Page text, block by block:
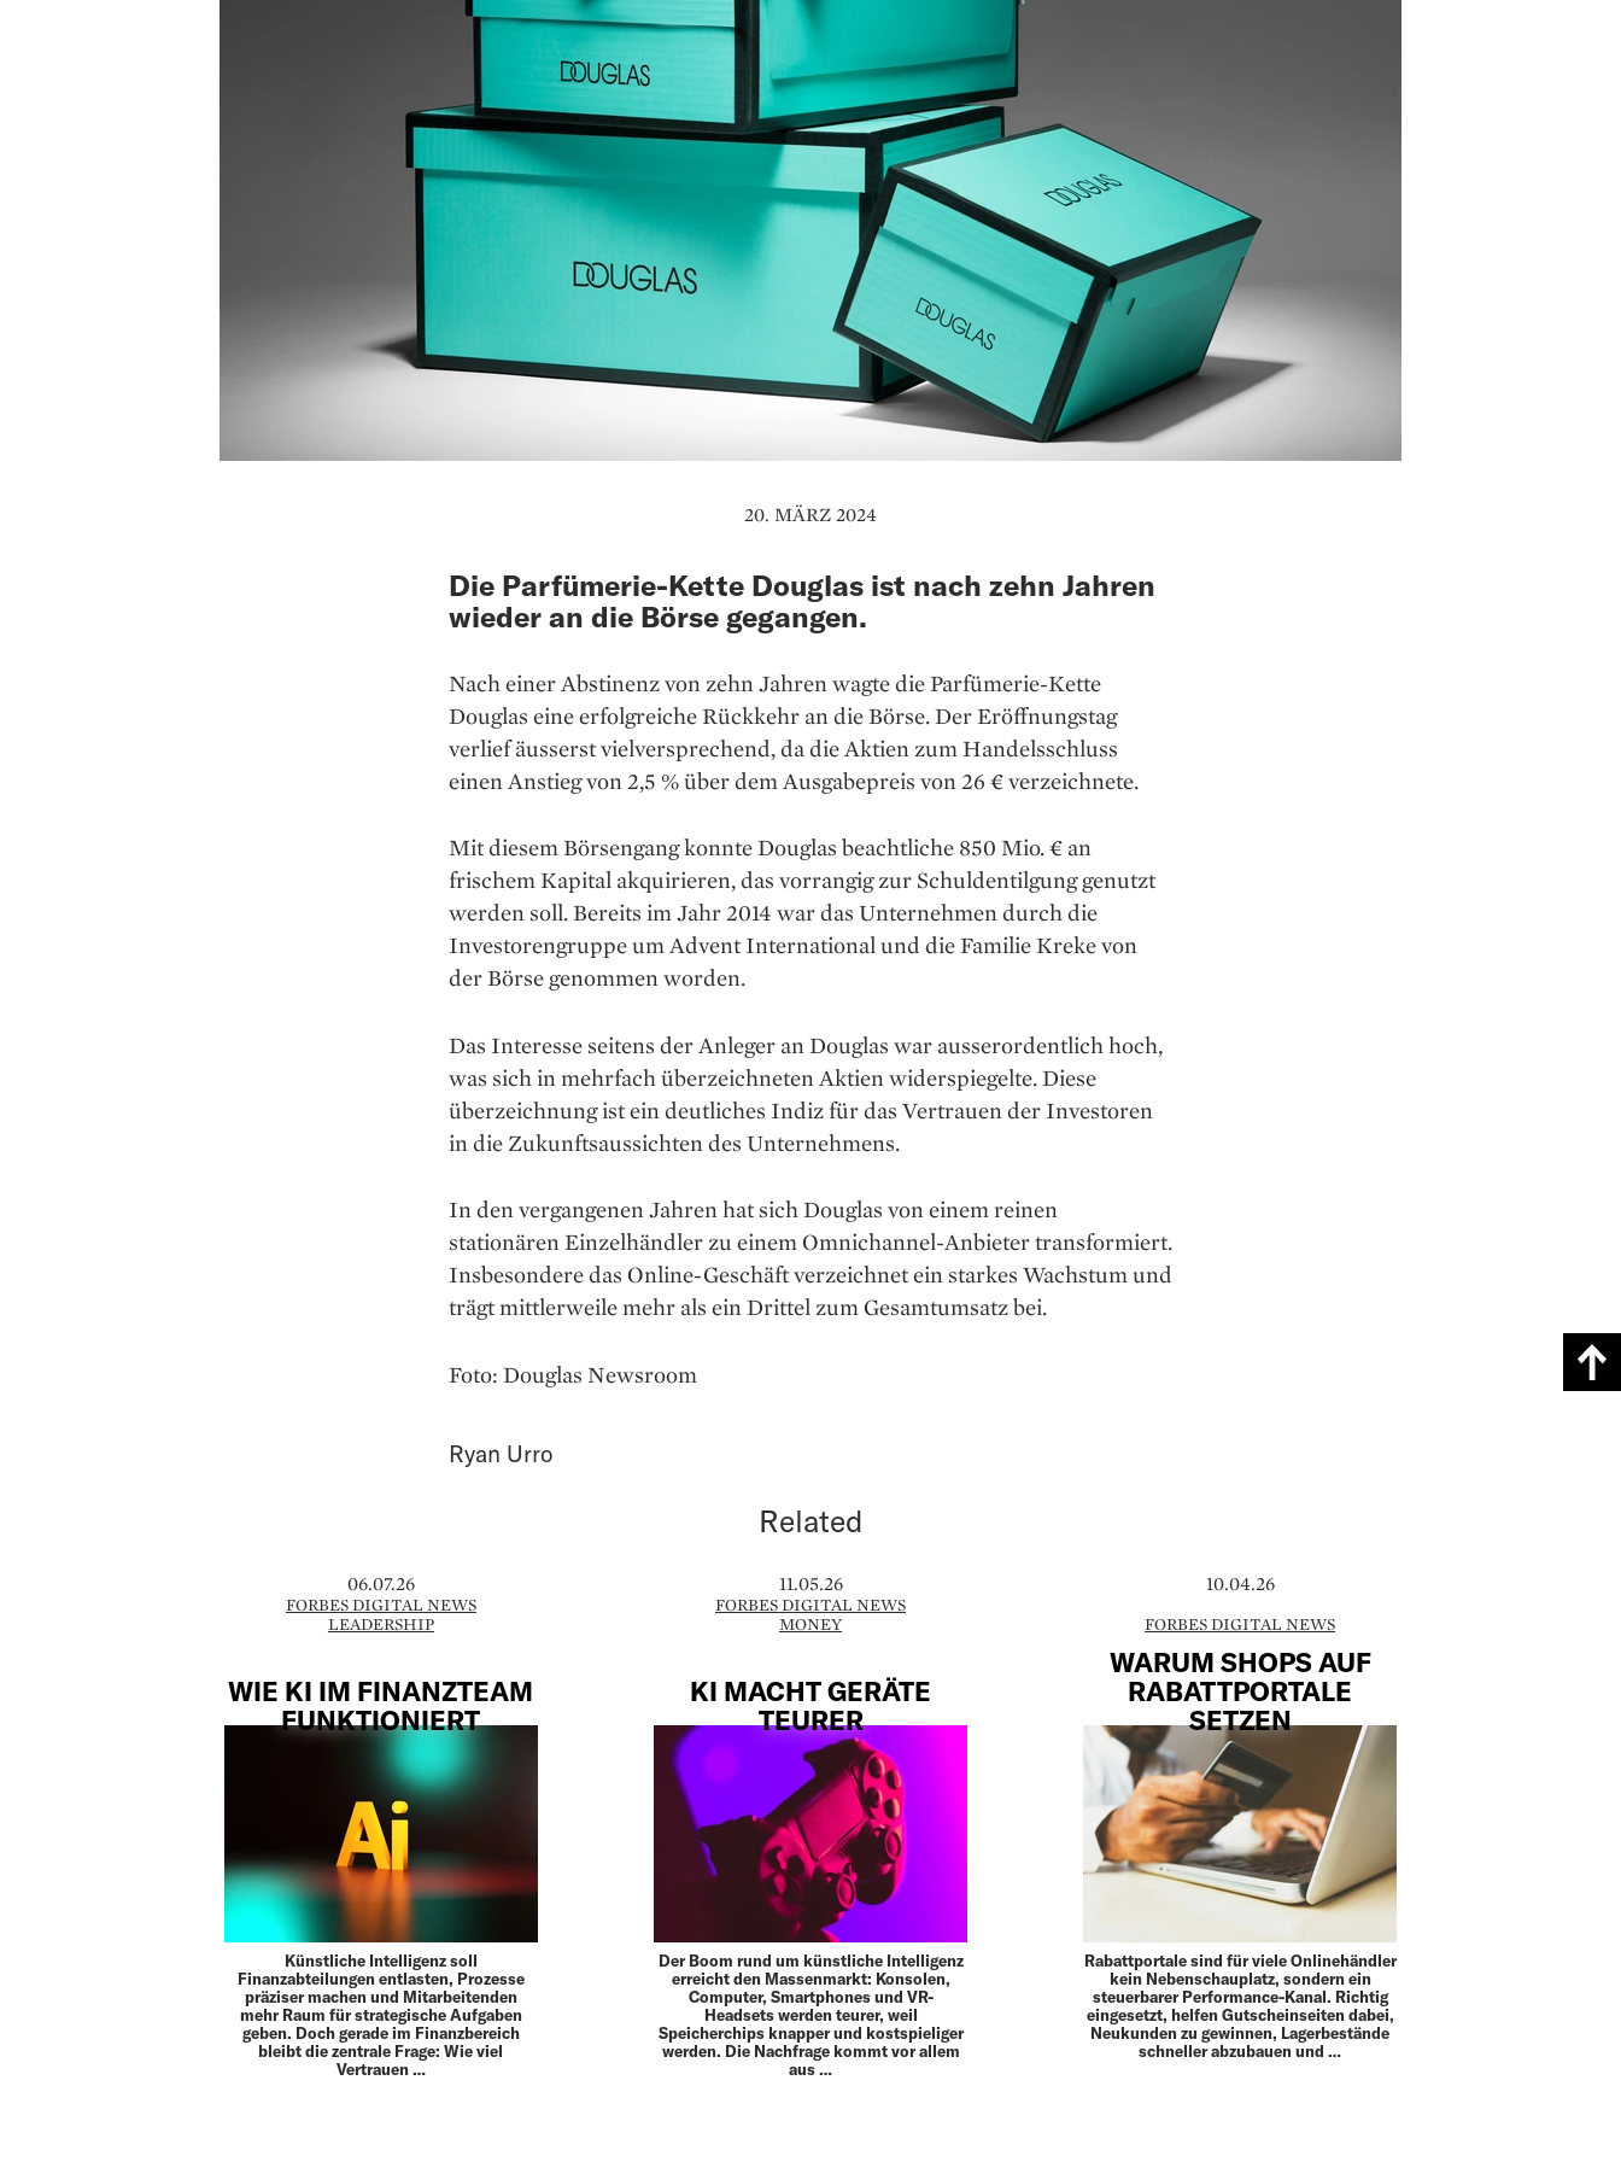
20. MÄRZ 2024
Die Parfümerie-Kette Douglas ist nach zehn Jahren
wieder an die Börse gegangen.
Nach einer Abstinenz von zehn Jahren wagte die Parfümerie-Kette
Douglas eine erfolgreiche Rückkehr an die Börse. Der Eröffnungstag
verlief äusserst vielversprechend, da die Aktien zum Handelsschluss
einen Anstieg von 2,5 % über dem Ausgabepreis von 26 € verzeichnete.
Mit diesem Börsengang konnte Douglas beachtliche 850 Mio. € an
frischem Kapital akquirieren, das vorrangig zur Schuldentilgung genutzt
werden soll. Bereits im Jahr 2014 war das Unternehmen durch die
Investorengruppe um Advent International und die Familie Kreke von
der Börse genommen worden.
Das Interesse seitens der Anleger an Douglas war ausserordentlich hoch,
was sich in mehrfach überzeichneten Aktien widerspiegelte. Diese
überzeichnung ist ein deutliches Indiz für das Vertrauen der Investoren
in die Zukunftsaussichten des Unternehmens.
In den vergangenen Jahren hat sich Douglas von einem reinen
stationären Einzelhändler zu einem Omnichannel-Anbieter transformiert.
Insbesondere das Online-Geschäft verzeichnet ein starkes Wachstum und
trägt mittlerweile mehr als ein Drittel zum Gesamtumsatz bei.
Foto: Douglas Newsroom
Ryan Urro
Related
06.07.26
FORBES DIGITAL NEWS
LEADERSHIP
WIE KI IM FINANZTEAM
FUNKTIONIERT
Künstliche Intelligenz soll
Finanzabteilungen entlasten, Prozesse
präziser machen und Mitarbeitenden
mehr Raum für strategische Aufgaben
geben. Doch gerade im Finanzbereich
bleibt die zentrale Frage: Wie viel
Vertrauen …
11.05.26
FORBES DIGITAL NEWS
MONEY
KI MACHT GERÄTE
TEURER
Der Boom rund um künstliche Intelligenz
erreicht den Massenmarkt: Konsolen,
Computer, Smartphones und VR-
Headsets werden teurer, weil
Speicherchips knapper und kostspieliger
werden. Die Nachfrage kommt vor allem
aus …
10.04.26
FORBES DIGITAL NEWS
WARUM SHOPS AUF
RABATTPORTALE
SETZEN
Rabattportale sind für viele Onlinehändler
kein Nebenschauplatz, sondern ein
steuerbarer Performance-Kanal. Richtig
eingesetzt, helfen Gutscheinseiten dabei,
Neukunden zu gewinnen, Lagerbestände
schneller abzubauen und …